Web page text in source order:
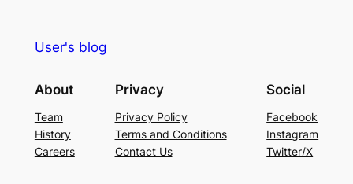
User's blog
About
Team
History
Careers
Privacy
Privacy Policy
Terms and Conditions
Contact Us
Social
Facebook
Instagram
Twitter/X